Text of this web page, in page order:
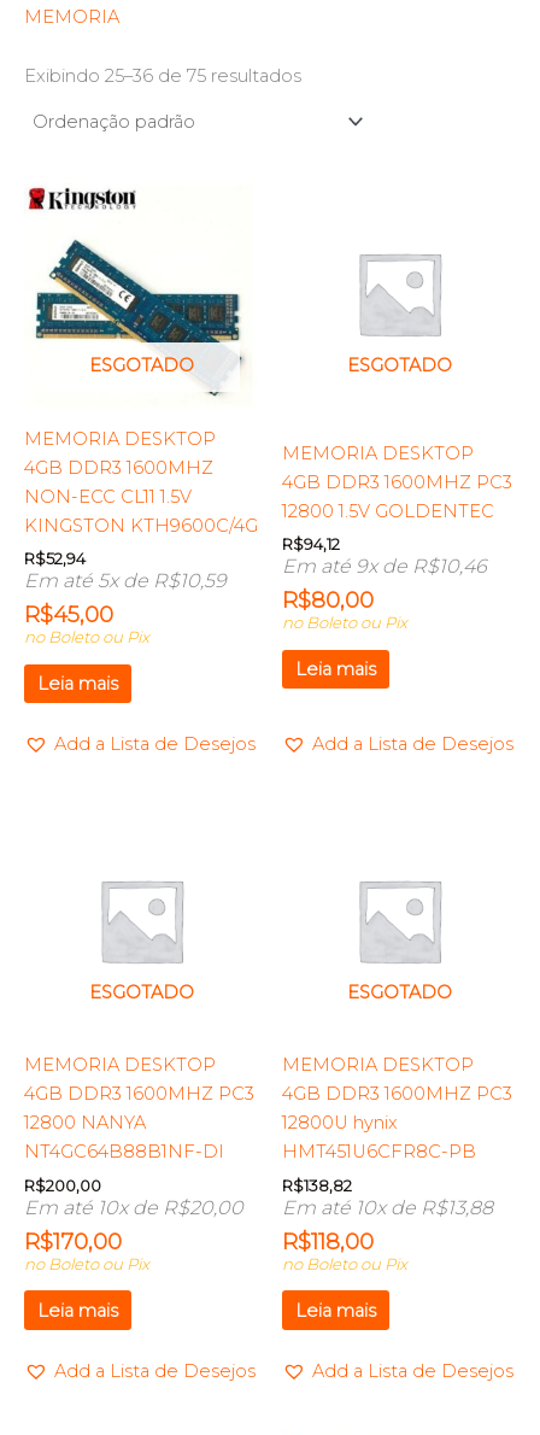
MEMORIA
Exibindo 25–36 de 75 resultados
ESGOTADO
MEMORIA DESKTOP
4GB DDR3 1600MHZ
NON-ECC CL11 1.5V
KINGSTON KTH9600C/4G
R$52,94
Em até 5x de R$10,59
R$45,00
no Boleto ou Pix
Leia mais
Add a Lista de Desejos
ESGOTADO
MEMORIA DESKTOP
4GB DDR3 1600MHZ PC3
12800 1.5V GOLDENTEC
R$94,12
Em até 9x de R$10,46
R$80,00
no Boleto ou Pix
Leia mais
Add a Lista de Desejos
ESGOTADO
MEMORIA DESKTOP
4GB DDR3 1600MHZ PC3
12800 NANYA
NT4GC64B88B1NF-DI
R$200,00
Em até 10x de R$20,00
R$170,00
no Boleto ou Pix
Leia mais
Add a Lista de Desejos
ESGOTADO
MEMORIA DESKTOP
4GB DDR3 1600MHZ PC3
12800U hynix
HMT451U6CFR8C-PB
R$138,82
Em até 10x de R$13,88
R$118,00
no Boleto ou Pix
Leia mais
Add a Lista de Desejos